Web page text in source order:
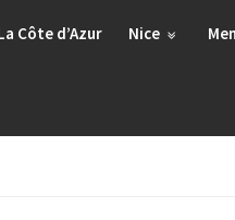
Côte d’Azur Nice